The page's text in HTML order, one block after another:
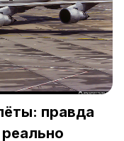
правда